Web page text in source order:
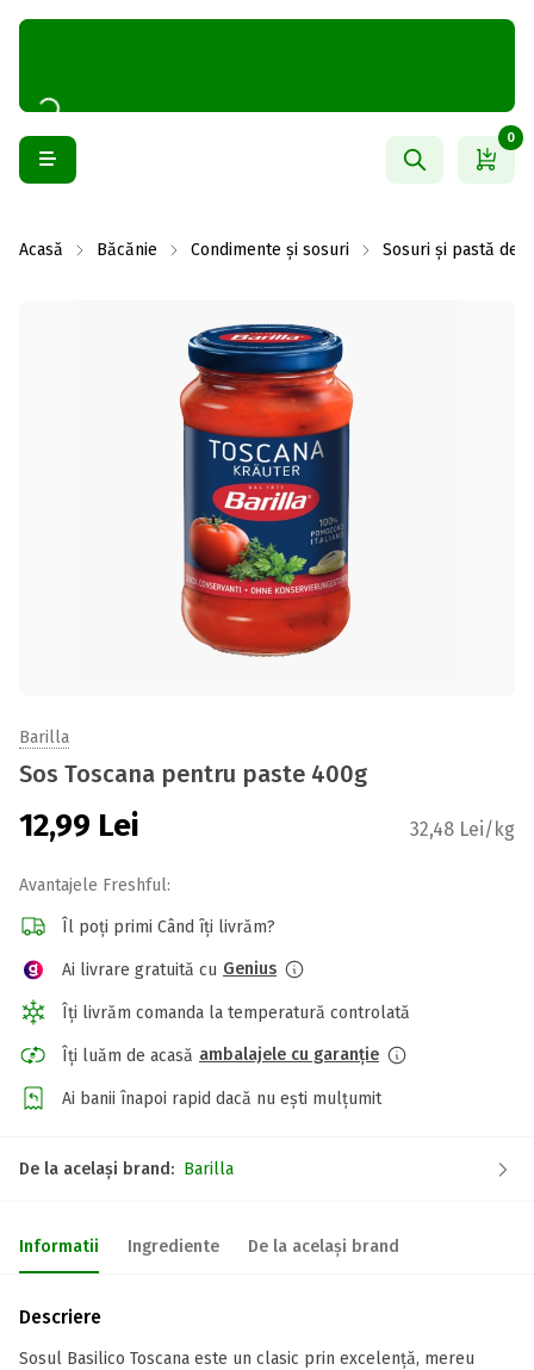
0
Acasă Băcănie Condimente și sosuri Sosuri și pastă de
Barilla
Sos Toscana pentru paste 400g
12,99 Lei 32,48 Lei/kg
Avantajele Freshful:
Îl poți primi Când îți livrăm?
Ai livrare gratuită cu Genius
Îți livrăm comanda la temperatură controlată
Îți luăm de acasă ambalajele cu garanție
Ai banii înapoi rapid dacă nu ești mulțumit
De la același brand: Barilla
Informatii Ingrediente De la același brand
Descriere
Sosul Basilico Toscana este un clasic prin excelență, mereu